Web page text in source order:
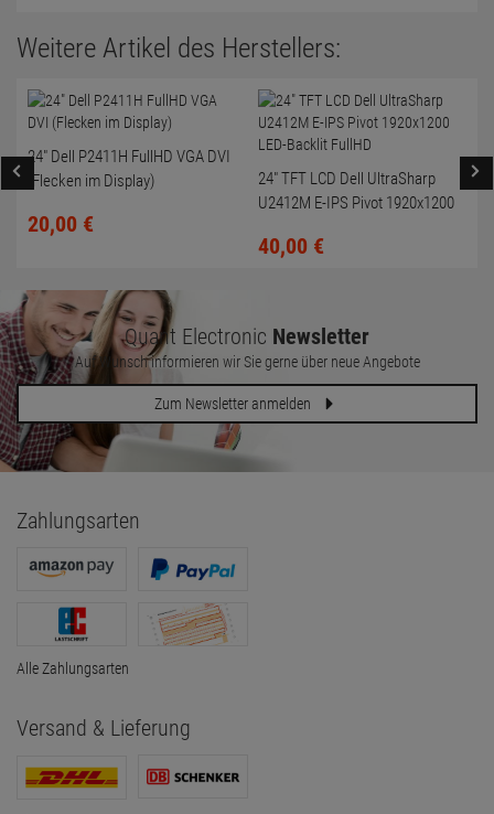
Weitere Artikel des Herstellers:
24" Dell P2411H FullHD VGA DVI
(Flecken im Display)
20,00 €
24" TFT LCD Dell UltraSharp
U2412M E-IPS Pivot 1920x1200
40,00 €
Quant Electronic Newsletter
Auf Wunsch informieren wir Sie gerne über neue Angebote
Zum Newsletter anmelden
Zahlungsarten
Alle Zahlungsarten
Versand & Lieferung